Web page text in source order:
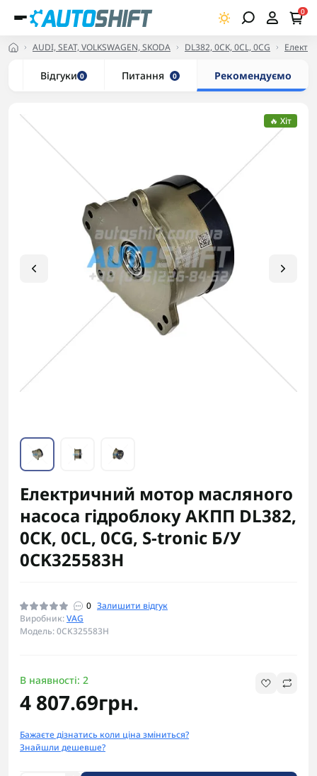
0
AUDI, SEAT, VOLKSWAGEN, SKODA DL382, 0CK, 0CL, 0CG
Відгуки 0 Питання 0 Рекомендуємо
🔥 Хіт
Електричний мотор масляного
насоса гідроблоку АКПП DL382,
0CK, 0CL, 0CG, S-tronic Б/У
0CK325583H
0 Залишити відгук
Виробник:VAG
Модель: 0CK325583H
В наявності: 2
4 807.69грн.
Бажаєте дізнатись коли ціна зміниться?
Знайшли дешевше?